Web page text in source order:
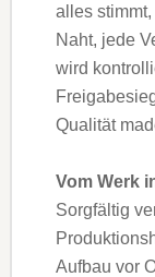
alles
Naht, jede
wird
Qualität
Vom Werk
Sorgfältig
Aufbau vor